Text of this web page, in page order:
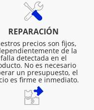
REPARACIÓN
precios son fijos,
de la
falla detectada en el
No es necesario
un presupuesto, el
es firme e inmediato.